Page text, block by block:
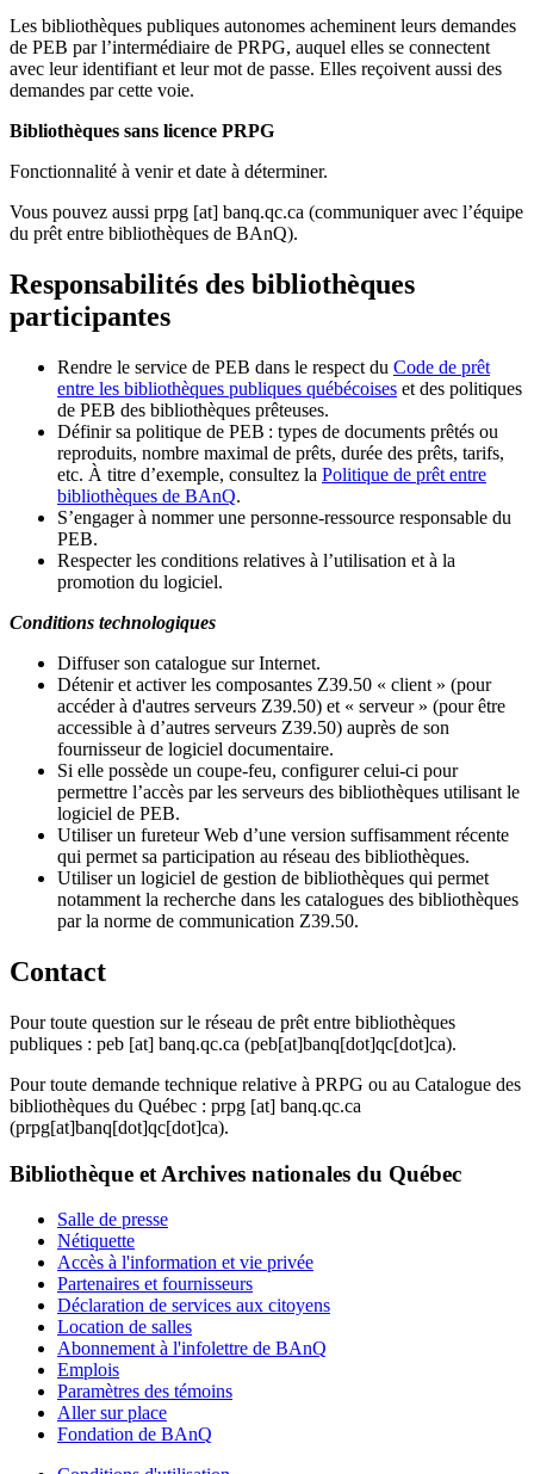
Les bibliothèques publiques autonomes acheminent leurs demandes
de PEB par l’intermédiaire de PRPG, auquel elles se connectent
avec leur identifiant et leur mot de passe. Elles reçoivent aussi des
demandes par cette voie.
Bibliothèques sans licence PRPG
Fonctionnalité à venir et date à déterminer.
Vous pouvez aussi prpg [at] banq.qc.ca (communiquer avec l’équipe
du prêt entre bibliothèques de BAnQ).
Responsabilités des bibliothèques
participantes
Rendre le service de PEB dans le respect du Code de prêt
entre les bibliothèques publiques québécoises et des politiques
de PEB des bibliothèques prêteuses.
Définir sa politique de PEB : types de documents prêtés ou
reproduits, nombre maximal de prêts, durée des prêts, tarifs,
etc. À titre d’exemple, consultez la Politique de prêt entre
bibliothèques de BAnQ.
S’engager à nommer une personne-ressource responsable du
PEB.
Respecter les conditions relatives à l’utilisation et à la
promotion du logiciel.
Conditions technologiques
Diffuser son catalogue sur Internet.
Détenir et activer les composantes Z39.50 « client » (pour
accéder à d'autres serveurs Z39.50) et « serveur » (pour être
accessible à d’autres serveurs Z39.50) auprès de son
fournisseur de logiciel documentaire.
Si elle possède un coupe-feu, configurer celui-ci pour
permettre l’accès par les serveurs des bibliothèques utilisant le
logiciel de PEB.
Utiliser un fureteur Web d’une version suffisamment récente
qui permet sa participation au réseau des bibliothèques.
Utiliser un logiciel de gestion de bibliothèques qui permet
notamment la recherche dans les catalogues des bibliothèques
par la norme de communication Z39.50.
Contact
Pour toute question sur le réseau de prêt entre bibliothèques
publiques : peb [at] banq.qc.ca (peb[at]banq[dot]qc[dot]ca).
Pour toute demande technique relative à PRPG ou au Catalogue des
bibliothèques du Québec : prpg [at] banq.qc.ca
(prpg[at]banq[dot]qc[dot]ca).
Bibliothèque et Archives nationales du Québec
Salle de presse
Nétiquette
Accès à l'information et vie privée
Partenaires et fournisseurs
Déclaration de services aux citoyens
Location de salles
Abonnement à l'infolettre de BAnQ
Emplois
Paramètres des témoins
Aller sur place
Fondation de BAnQ